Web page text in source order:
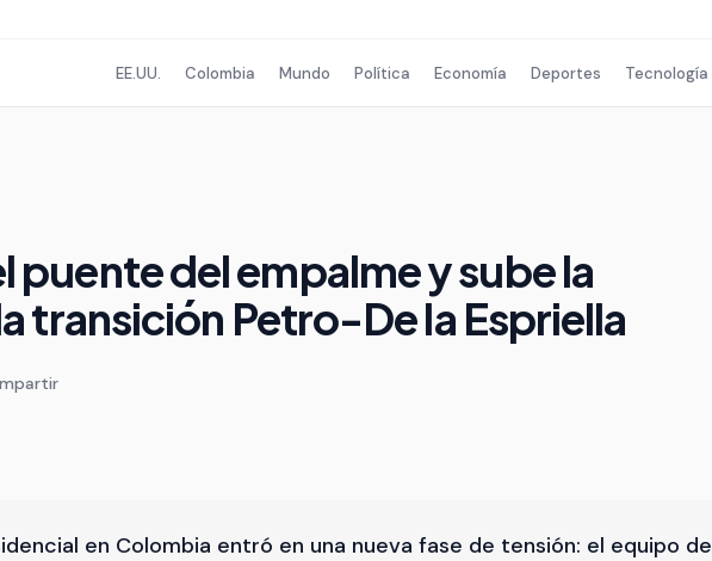
EE.UU. Colombia Mundo Política Economía Deportes Tecnología
puente del empalme y sube la
transición Petro-De la Espriella
en Colombia entró en una nueva fase de tensión: el equipo de